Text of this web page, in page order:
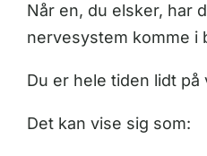
Når en, du elsker, har
nervesystem komme i
Du er hele tiden lidt på
Det kan vise sig som: